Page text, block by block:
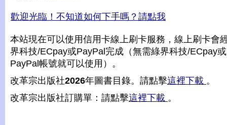
歡迎光臨！不知道如何下手嗎？請點我
本站現在可以使用信用卡線上刷卡服務，線上刷卡會
界科技/ECpay或PayPal完成（無需綠界科技/ECpay或
PayPal帳號就可以使用）。
改革宗出版社2026年圖書目錄。請點擊這裡下載 。
改革宗出版社訂購單：請點擊這裡下載 。